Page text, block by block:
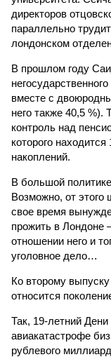
директоров
параллельно
лондонском
В прошлом году
вместе с
него также 40,5 %).
контроль над
которого
накоплений.
В большой
Возможно, от этого
свое время
прожить в Лондоне
отношении него и
уголовное дело…
Ко второму
относится
Так, 19-летний
авиакатастрофе
рублевого